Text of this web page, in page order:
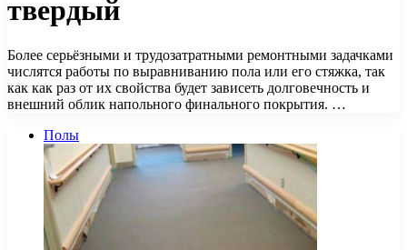
твердый
Более серьёзными и трудозатратными ремонтными задачками
числятся работы по выравниванию пола или его стяжка, так
как как раз от их свойства будет зависеть долговечность и
внешний облик напольного финального покрытия. …
Полы